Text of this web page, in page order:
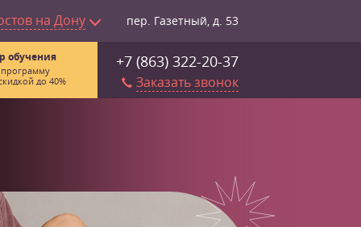
на Дону пер. Газетный, д. 53
+7 (863) 322-20-37
Заказать звонок
обучения
до 40%